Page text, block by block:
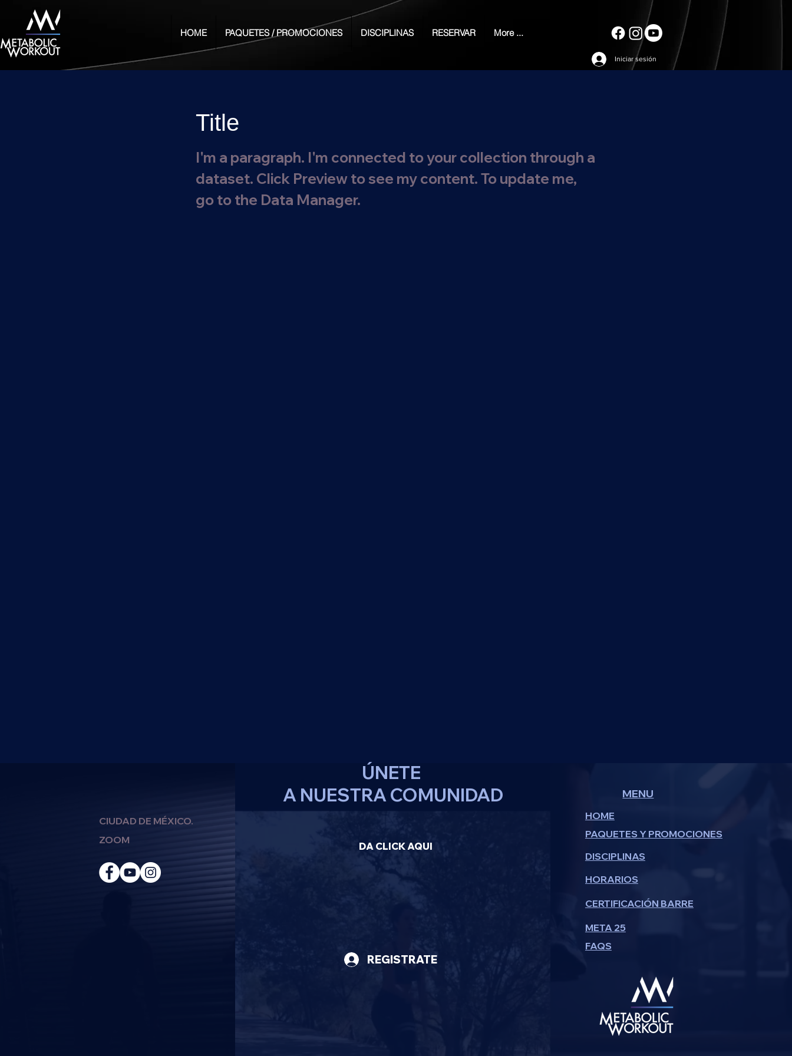
HOME PAQUETES / PROMOCIONES DISCIPLINAS RESERVAR More ...
Iniciar sesión
Title
I'm a paragraph. I'm connected to your collection through a
dataset. Click Preview to see my content. To update me,
go to the Data Manager.
CIUDAD DE MÉXICO.
ZOOM
ÚNETE
A NUESTRA COMUNIDAD
DA CLICK AQUI
REGISTRATE
MENU
HOME
PAQUETES Y PROMOCIONES
DISCIPLINAS
HORARIOS
CERTIFICACIÓN BARRE
META 25
FAQS